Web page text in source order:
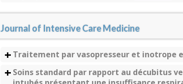
Journal of Intensive Care Medicine
Traitement par vasopresseur et inotrope
Soins standard par rapport au décubitus